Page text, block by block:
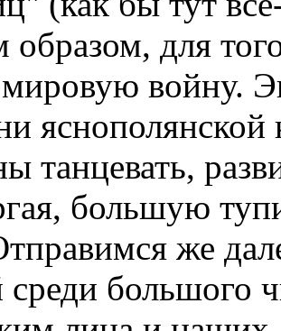
образом, для
войну.
танцевать,
большую
же
среди большого